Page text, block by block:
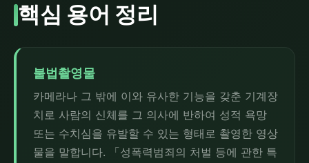
핵심 용어 정리
불법촬영물
카메라나 그 밖에 이와 유사한 기능을 갖춘 기계장
치로 사람의 신체를 그 의사에 반하여 성적 욕망
또는 수치심을 유발할 수 있는 형태로 촬영한 영상
물을 말합니다. 「성폭력범죄의 처벌 등에 관한 특